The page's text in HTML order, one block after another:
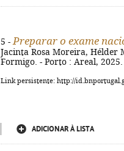
5 - Preparar o exame
Jacinta Rosa Moreira, Hélder
Formigo. - Porto : Areal, 2025.
Link persistente: http://
ADICIONAR À LISTA